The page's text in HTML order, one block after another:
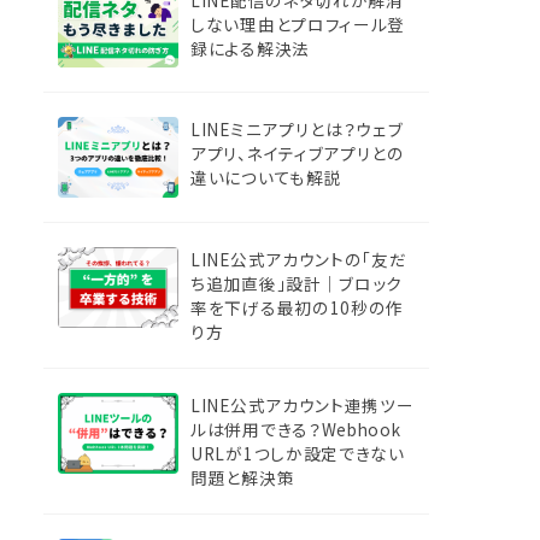
しない理由とプロフィール登
録による解決法
LINEミニアプリとは？ウェブ
アプリ、ネイティブアプリとの
違いについても解説
LINE公式アカウントの「友だ
ち追加直後」設計｜ブロック
率を下げる最初の10秒の作
り方
LINE公式アカウント連携ツー
ルは併用できる？Webhook
URLが1つしか設定できない
問題と解決策